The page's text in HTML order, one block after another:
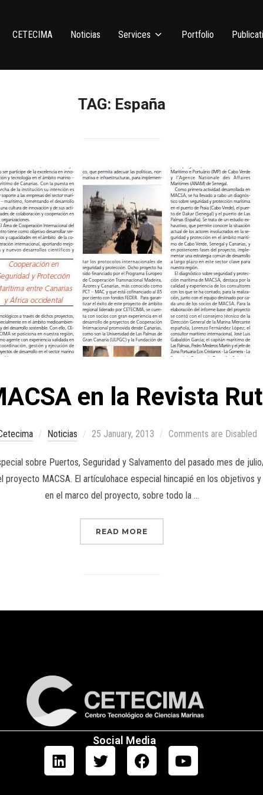
CETECIMA Noticias Services Portfolio
TAG: España
en la Revista
Noticias 25 January, 2013 Comments are Disabled
sobre Puertos, Seguridad y Salvamento del pasado mes de
MACSA. El artículohace especial hincapié en los objetivos
en el marco del proyecto, sobre todo la …
READ MORE
Social Media